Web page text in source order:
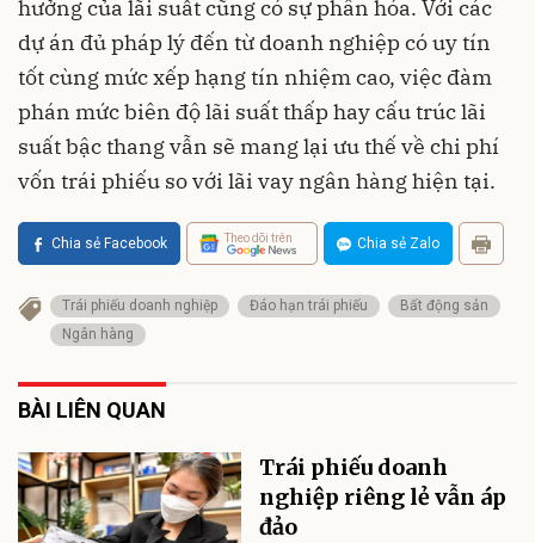
hưởng của lãi suất cũng có sự phân hóa. Với các
dự án đủ pháp lý đến từ doanh nghiệp có uy tín
tốt cùng mức xếp hạng tín nhiệm cao, việc đàm
phán mức biên độ lãi suất thấp hay cấu trúc lãi
suất bậc thang vẫn sẽ mang lại ưu thế về chi phí
vốn trái phiếu so với lãi vay ngân hàng hiện tại.
Chia sẻ Facebook Theo dõi trên Chia sẻ Zalo
Trái phiếu doanh nghiệp Đáo hạn trái phiếu
Bất động sản
Ngân hàng
BÀI LIÊN QUAN
Trái phiếu doanh
nghiệp riêng lẻ vẫn áp
đảo